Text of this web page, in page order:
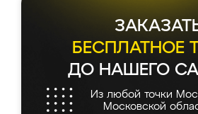
БЕСПЛАТНОЕ
ДО НАШЕГО
Из любой точки
Московской